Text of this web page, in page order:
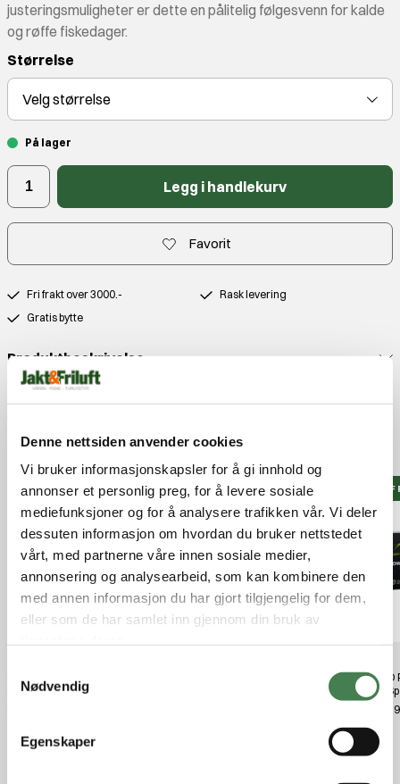
Denne nettsiden anvender cookies
Vi bruker informasjonskapsler for å gi innhold og
annonser et personlig preg, for å levere sosiale
mediefunksjoner og for å analysere trafikken vår. Vi deler
dessuten informasjon om hvordan du bruker nettstedet
vårt, med partnerne våre innen sosiale medier,
annonsering og analysearbeid, som kan kombinere den
med annen informasjon du har gjort tilgjengelig for dem,
eller som de har samlet inn gjennom din bruk av
Nødvendig
Egenskaper
justeringsmuligheter er dette en pålitelig følgesvenn for kalde
og røffe fiskedager.
Størrelse
Velgstørrelse
På lager
Legg i handlekurv
Favorit
Fri frakt over 3000.-
Rask levering
Gratis bytte
Produktbeskrivelse
Kontakt
Populære produkter
Lime
J&F
SAKO
170 Sp
kr